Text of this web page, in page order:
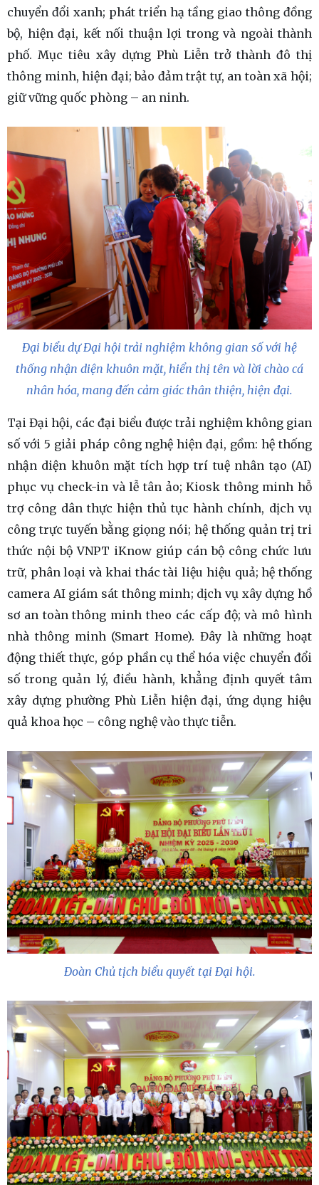
chuyển đổi xanh; phát triển hạ tầng giao thông đồng
bộ, hiện đại, kết nối thuận lợi trong và ngoài thành
phố. Mục tiêu xây dựng Phù Liễn trở thành đô thị
thông minh, hiện đại; bảo đảm trật tự, an toàn xã hội;
giữ vững quốc phòng – an ninh.
Đại biểu dự Đại hội trải nghiệm không gian số với hệ
thống nhận diện khuôn mặt, hiển thị tên và lời chào cá
nhân hóa, mang đến cảm giác thân thiện, hiện đại.
Tại Đại hội, các đại biểu được trải nghiệm không gian
số với 5 giải pháp công nghệ hiện đại, gồm: hệ thống
nhận diện khuôn mặt tích hợp trí tuệ nhân tạo (AI)
phục vụ check-in và lễ tân ảo; Kiosk thông minh hỗ
trợ công dân thực hiện thủ tục hành chính, dịch vụ
công trực tuyến bằng giọng nói; hệ thống quản trị tri
thức nội bộ VNPT iKnow giúp cán bộ công chức lưu
trữ, phân loại và khai thác tài liệu hiệu quả; hệ thống
camera AI giám sát thông minh; dịch vụ xây dựng hồ
sơ an toàn thông minh theo các cấp độ; và mô hình
nhà thông minh (Smart Home). Đây là những hoạt
động thiết thực, góp phần cụ thể hóa việc chuyển đổi
số trong quản lý, điều hành, khẳng định quyết tâm
xây dựng phường Phù Liễn hiện đại, ứng dụng hiệu
quả khoa học – công nghệ vào thực tiễn.
Đoàn Chủ tịch biểu quyết tại Đại hội.